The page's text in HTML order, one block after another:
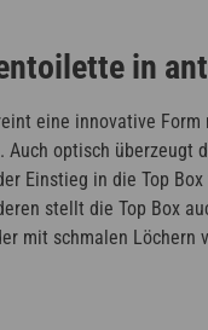
in
eine innovative
optisch überzeugt
Einstieg in die Top
stellt die Top Box
mit schmalen